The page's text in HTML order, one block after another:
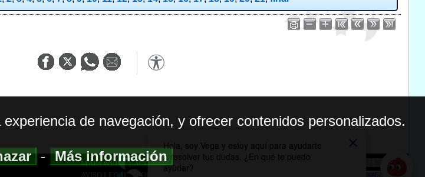
MAPA WEB|ACCESIBILIDAD
AVISO LEGAL| POLITICA DE PRIVACIDAD
de navegación, y ofrecer contenidos personalizados.
-Más información